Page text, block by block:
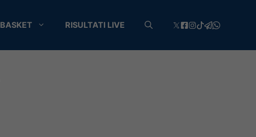
BASKET RISULTATI LIVE